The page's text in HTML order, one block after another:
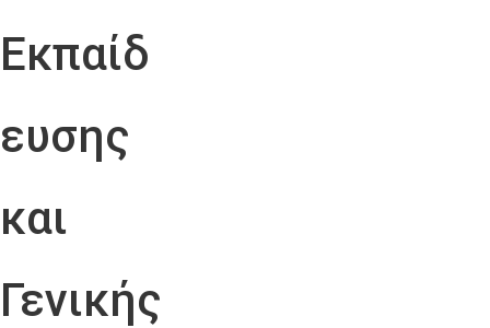
Εκπαίδ
ευσης
και
Γενικής